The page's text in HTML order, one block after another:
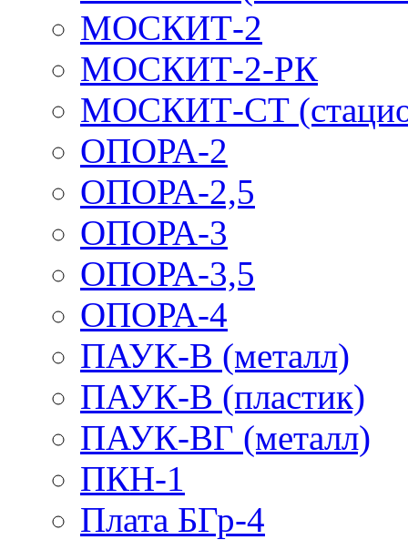
МОСКИТ-2
МОСКИТ-2-РК
МОСКИТ-СТ
ОПОРА-2
ОПОРА-2,5
ОПОРА-3
ОПОРА-3,5
ОПОРА-4
ПАУК-В (металл)
ПАУК-В (пластик)
ПАУК-ВГ (металл)
ПКН-1
Плата БГр-4